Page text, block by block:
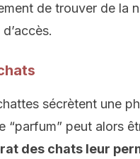
de trouver de la
sécrètent une
“parfum” peut alors
des chats leur